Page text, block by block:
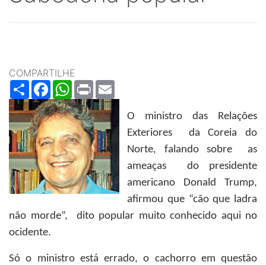
COMPARTILHE
ShareFacebookWhatsApp
Print
O ministro das Relações
Exteriores da Coreia do
Norte, falando sobre as
ameaças do presidente
americano Donald Trump,
afirmou que “cão que ladra
não morde”, dito popular muito conhecido aqui no
ocidente.
Só o ministro está errado, o cachorro em questão